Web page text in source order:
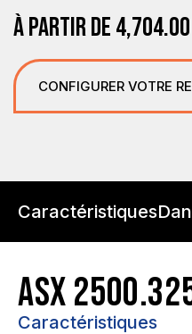
À PARTIR DE4,704.00
CONFIGURER VOTRE
Caractéristiques
ASX
Caractéristiques